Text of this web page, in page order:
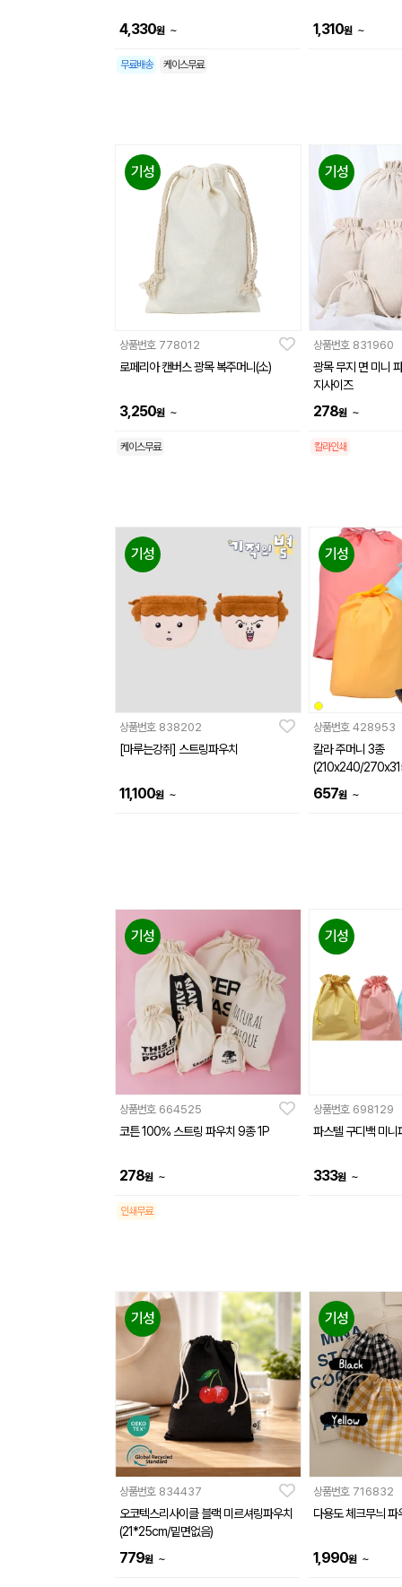
4,330원 ~
무료배송 케이스무료
1,310원 ~
기성
상품번호 778012
로페리아 캔버스 광목 복주머니(소)
3,250원 ~
케이스무료
기성
상품번호 831960
광목 무지 면 미니
지사이즈
278원 ~
칼라인쇄
기성
상품번호 838202
[마루는강쥐] 스트링파우치
11,100원 ~
기성
상품번호 428953
칼라 주머니 3종
(210x240/
657원 ~
기성
상품번호 664525
코튼 100% 스트링 파우치 9종 1P
278원 ~
인쇄무료
기성
상품번호 698129
파스텔 구디백 미
333원 ~
기성
상품번호 834437
오코텍스리사이클 블랙 미르셔링파우치
(21*25cm/밑면없음)
779원 ~
기성
상품번호 716832
다용도 체크무늬
1,990원 ~